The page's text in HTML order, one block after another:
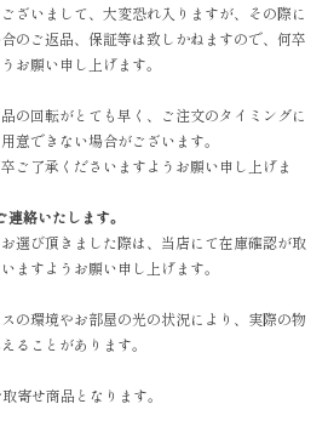
ざいまして、大変恐れ入りますが、その際に
のご返品、保証等は致しかねますので、何卒
お願い申し上げます。
の回転がとても早く、ご注文のタイミングに
意できない場合がございます。
ご了承くださいますようお願い申し上げま
絡いたします。
選び頂きました際は、当店にて在庫確認が取
ますようお願い申し上げます。
の環境やお部屋の光の状況により、実際の物
ることがあります。
寄せ商品となります。